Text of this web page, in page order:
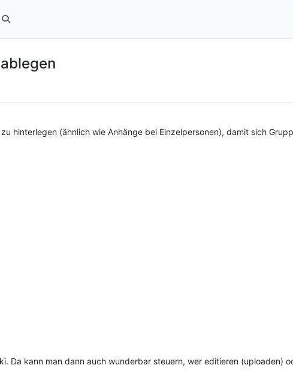
hinterlegen (ähnlich wie Anhänge bei Einzelpersonen), damit sich
Da kann man dann auch wunderbar steuern, wer editieren (uploaden)